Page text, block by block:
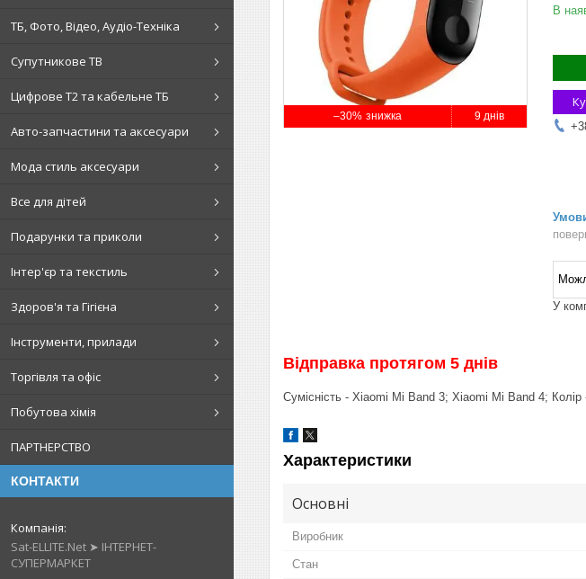
ТБ, Фото, Відео, Аудіо-Техніка
Супутникове ТВ
Цифрове Т2 та кабельне ТБ
Авто-запчастини та аксесуари
Мода стиль аксесуари
Все для дітей
Подарунки та приколи
Інтер'єр та текстиль
Здоров'я та Гігієна
Інструменти, прилади
Торгівля та офіс
Побутова хімія
ПАРТНЕРСТВО
КОНТАКТИ
Sat-ELLITE.Net ➤ ІНТЕРНЕТ-
СУПЕРМАРКЕТ
–30% 9 днів
В
У
Відправка протягом 5 днів
Сумісність - Xiaomi Mi Band 3; Xiaomi Mi Band 4;
Характеристики
Основні
Виробник
Стан